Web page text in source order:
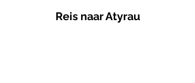
Reis naar Atyrau